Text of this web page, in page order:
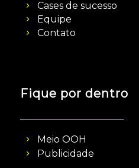
Cases de sucesso
Equipe
Contato
Fique por dentro
Meio OOH
Publicidade